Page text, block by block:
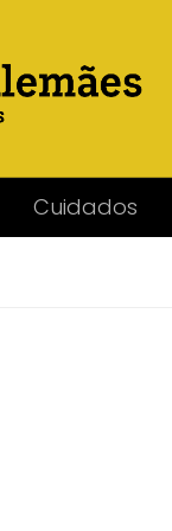
Cuidados